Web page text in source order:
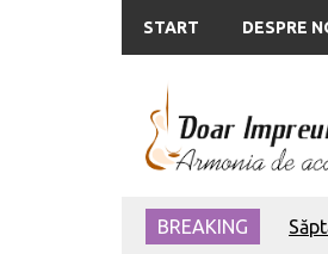
START DESPRE
BREAKING